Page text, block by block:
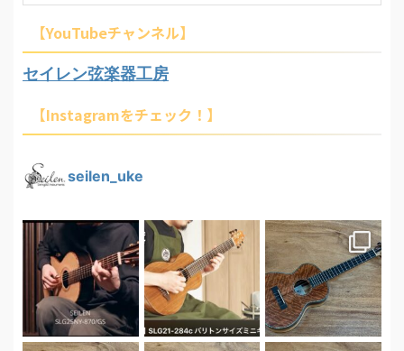
【YouTubeチャンネル】
セイレン弦楽器工房
【Instagramをチェック！】
seilen_uke